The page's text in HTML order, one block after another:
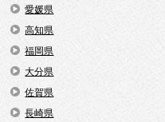
愛媛県
高知県
福岡県
大分県
佐賀県
長崎県